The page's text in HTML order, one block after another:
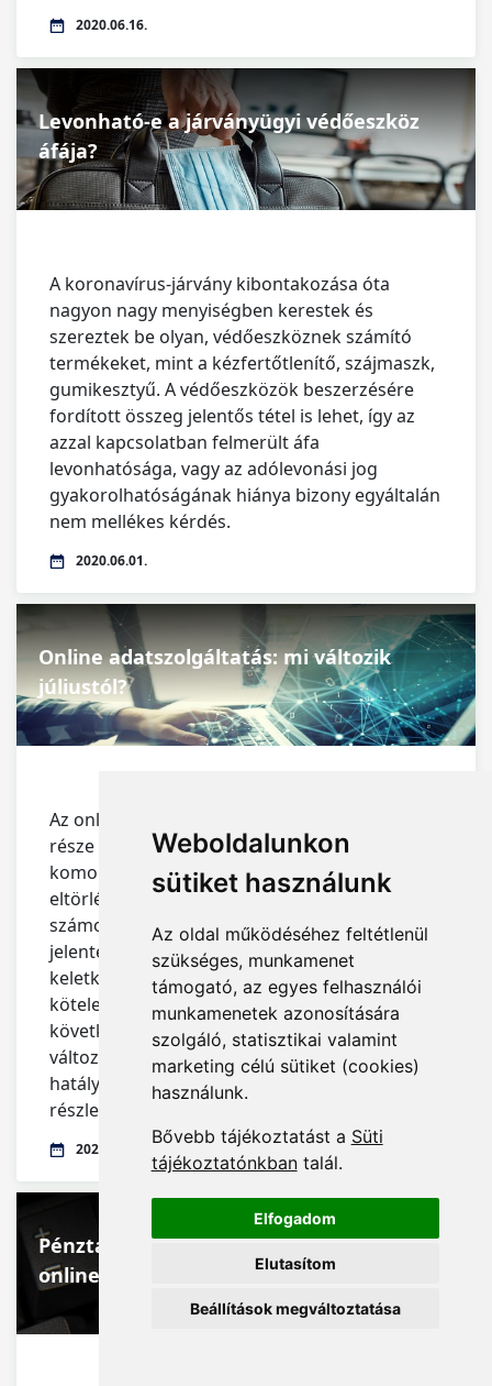
Weboldalunkon
sütiket használunk
Az oldal működéséhez feltétlenül
szükséges, munkamenet
támogató, az egyes felhasználói
munkamenetek azonosítására
szolgáló, statisztikai valamint
marketing célú sütiket (cookies)
használunk.
Bővebb tájékoztatást a Süti
tájékoztatónkbantalál.
Elfogadom
Elutasítom
Beállítások megváltoztatása
2020.06.16.
Levonható-e a járványügyi védőeszköz
áfája?
A koronavírus-járvány kibontakozása óta
nagyon nagy menyiségben kerestek és
szereztek be olyan, védőeszköznek számító
termékeket, mint a kézfertőtlenítő, szájmaszk,
gumikesztyű. A védőeszközök beszerzésére
fordított összeg jelentős tétel is lehet, így az
azzal kapcsolatban felmerült áfa
levonhatósága, vagy az adólevonási jog
gyakorolhatóságának hiánya bizony egyáltalán
nem mellékes kérdés.
2020.06.01.
Online adatszolgáltatás: mi változik
júliustól?
Az online adatszolgáltatás, mely lassan két éve
része a piaci szereplők életének, a jövőben
komoly változások előtt áll. Az értékhatár
eltörlése, az adatszolgáltatás kibővítése
számos vállalkozás számára fog kihívásokat
jelenteni, emellett újfajta kötelezettség
keletkezik a jelenleg adatszolgáltatásra nem
kötelezett vállalkozások számára is. A
következő két esztendőben esedékes
változások közül ezúttal a 2020. júliusától
hatályba lépő szabályokat tekintjük át
részletesebben.
2020.02.28.
Pénztárgépet használó vállalkozások
online adatszolgáltatása